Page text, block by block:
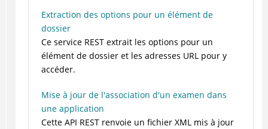
Extraction des options pour un élément de
dossier
Ce service REST extrait les options pour un
élément de dossier et les adresses URL pour y
accéder.
Mise à jour de l'association d'un examen dans
une application
Cette API REST renvoie un fichier XML mis à jour